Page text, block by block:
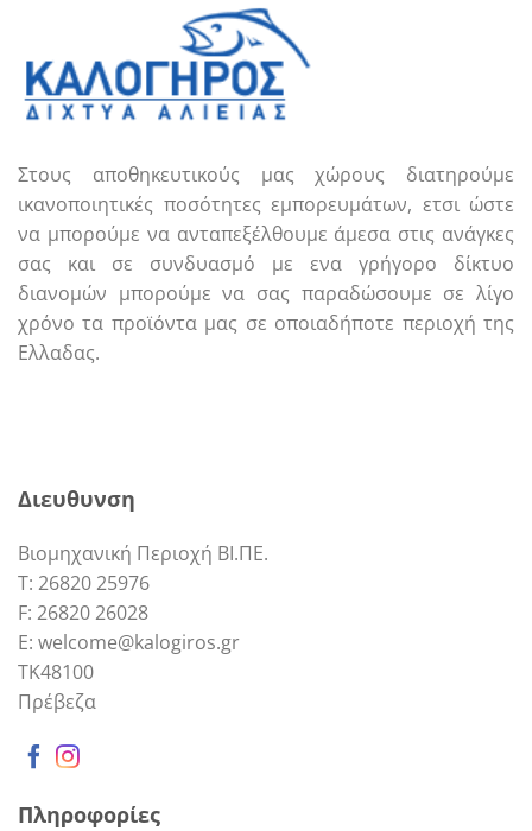
Στους αποθηκευτικούς μας χώρους διατηρούμε
ικανοποιητικές ποσότητες εμπορευμάτων, ετσι ώστε
να μπορούμε να ανταπεξέλθουμε άμεσα στις ανάγκες
σας και σε συνδυασμό με ενα γρήγορο δίκτυο
διανομών μπορούμε να σας παραδώσουμε σε λίγο
χρόνο τα προϊόντα μας σε οποιαδήποτε περιοχή της
Ελλαδας.
Διευθυνση
Βιομηχανική Περιοχή ΒΙ.ΠΕ.
Τ: 26820 25976
F: 26820 26028
E: welcome@kalogiros.gr
TK48100
Πρέβεζα
Πληροφορίες